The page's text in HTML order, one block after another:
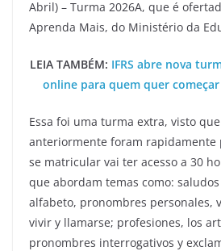
Abril) – Turma 2026A, que é
Aprenda Mais, do Ministério da
LEIA TAMBÉM: IFRS abre nova
online para quem quer
Essa foi uma turma extra, visto
anteriormente foram rapidamente
se matricular vai ter acesso a 30
que abordam temas como:
alfabeto, pronombres personales,
vivir y llamarse; profesiones, los
pronombres interrogativos y